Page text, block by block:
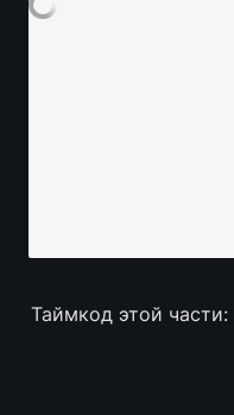
Таймкод этой части: